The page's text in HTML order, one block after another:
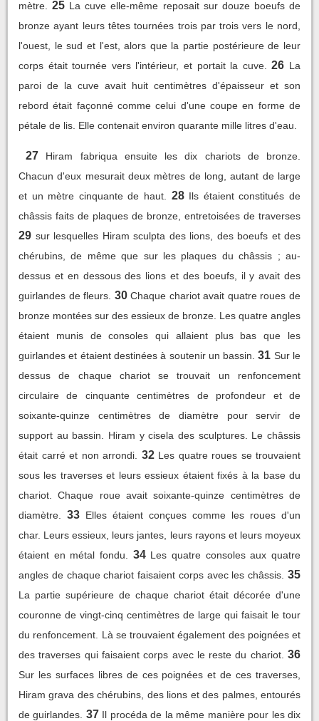
mètre. 25 La cuve elle-même reposait sur douze boeufs de
bronze ayant leurs têtes tournées trois par trois vers le nord,
l'ouest, le sud et l'est, alors que la partie postérieure de leur
corps était tournée vers l'intérieur, et portait la cuve.
26 La
paroi de la cuve avait huit centimètres d'épaisseur et son
rebord était façonné comme celui d'une coupe en forme de
pétale de lis. Elle contenait environ quarante mille litres d'eau.
27
Hiram fabriqua ensuite les dix chariots de bronze.
Chacun d'eux mesurait deux mètres de long, autant de large
et un mètre cinquante de haut.
28 Ils étaient constitués de
châssis faits de plaques de bronze, entretoisées de traverses
29 sur lesquelles Hiram sculpta des lions, des boeufs et des
chérubins, de même que sur les plaques du châssis ; au-
dessus et en dessous des lions et des boeufs, il y avait des
guirlandes de fleurs. 30 Chaque chariot avait quatre roues de
bronze montées sur des essieux de bronze. Les quatre angles
étaient munis de consoles qui allaient plus bas que les
guirlandes et étaient destinées à soutenir un bassin. 31 Sur le
dessus de chaque chariot se trouvait un renfoncement
circulaire de cinquante centimètres de profondeur et de
soixante-quinze centimètres de diamètre pour servir de
support au bassin. Hiram y cisela des sculptures. Le châssis
était carré et non arrondi.
32 Les quatre roues se trouvaient
sous les traverses et leurs essieux étaient fixés à la base du
chariot. Chaque roue avait soixante-quinze centimètres de
diamètre.
33 Elles étaient conçues comme les roues d'un
char. Leurs essieux, leurs jantes, leurs rayons et leurs moyeux
étaient en métal fondu.
34 Les quatre consoles aux quatre
angles de chaque chariot faisaient corps avec les châssis. 35
La partie supérieure de chaque chariot était décorée d'une
couronne de vingt-cinq centimètres de large qui faisait le tour
du renfoncement. Là se trouvaient également des poignées et
des traverses qui faisaient corps avec le reste du chariot. 36
Sur les surfaces libres de ces poignées et de ces traverses,
Hiram grava des chérubins, des lions et des palmes, entourés
de guirlandes. 37 Il procéda de la même manière pour les dix